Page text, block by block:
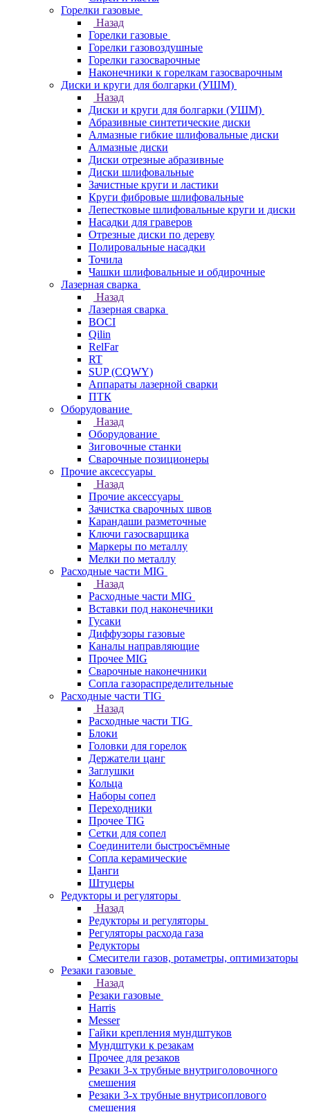
Горелки газовые
Назад
Горелки газовые
Горелки газовоздушные
Горелки газосварочные
Наконечники к горелкам газосварочным
Диски и круги для болгарки (УШМ)
Назад
Диски и круги для болгарки (УШМ)
Абразивные синтетические диски
Алмазные гибкие шлифовальные диски
Алмазные диски
Диски отрезные абразивные
Диски шлифовальные
Зачистные круги и ластики
Круги фибровые шлифовальные
Лепестковые шлифовальные круги и диски
Насадки для граверов
Отрезные диски по дереву
Полировальные насадки
Точила
Чашки шлифовальные и обдирочные
Лазерная сварка
Назад
Лазерная сварка
BOCI
Qilin
RelFar
RT
SUP (CQWY)
Аппараты лазерной сварки
ПТК
Оборудование
Назад
Оборудование
Зиговочные станки
Сварочные позиционеры
Прочие аксессуары
Назад
Прочие аксессуары
Зачистка сварочных швов
Карандаши разметочные
Ключи газосварщика
Маркеры по металлу
Мелки по металлу
Расходные части MIG
Назад
Расходные части MIG
Вставки под наконечники
Гусаки
Диффузоры газовые
Каналы направляющие
Прочее MIG
Сварочные наконечники
Сопла газораспределительные
Расходные части TIG
Назад
Расходные части TIG
Блоки
Головки для горелок
Держатели цанг
Заглушки
Кольца
Наборы сопел
Переходники
Прочее TIG
Сетки для сопел
Соединители быстросъёмные
Сопла керамические
Цанги
Штуцеры
Редукторы и регуляторы
Назад
Редукторы и регуляторы
Регуляторы расхода газа
Редукторы
Смесители газов, ротаметры, оптимизаторы
Резаки газовые
Назад
Резаки газовые
Harris
Messer
Гайки крепления мундштуков
Мундштуки к резакам
Прочее для резаков
Резаки 3-х трубные внутриголовочного
смешения
Резаки 3-х трубные внутрисоплового
смешения